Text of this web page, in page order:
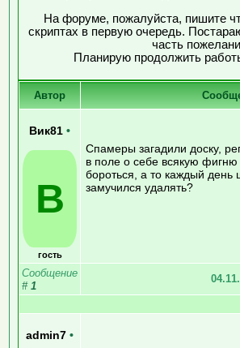
На форуме, пожалуйста, пишите
скриптах в первую очередь.
часть
Планирую продолжить
Автор
Вик81 •
В
гость
Спамеры загадили доску,
в поле о себе всякую
бороться, а то каждый день
замучился удалять?
Сообщение
# 1
admin7 •